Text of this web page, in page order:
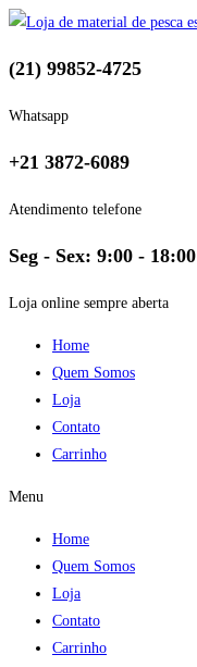
(21) 99852-4725
Whatsapp
+21 3872-6089
Atendimento telefone
Seg - Sex: 9:00 - 18:00
Loja online sempre aberta
Home
Quem Somos
Loja
Contato
Carrinho
Menu
Home
Quem Somos
Loja
Contato
Carrinho